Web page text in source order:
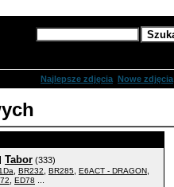
Najlepsze zdjęcia Nowe zdjęcia
Tabor (333)
BR232 BR285 E6ACT - DRAGON
ED78